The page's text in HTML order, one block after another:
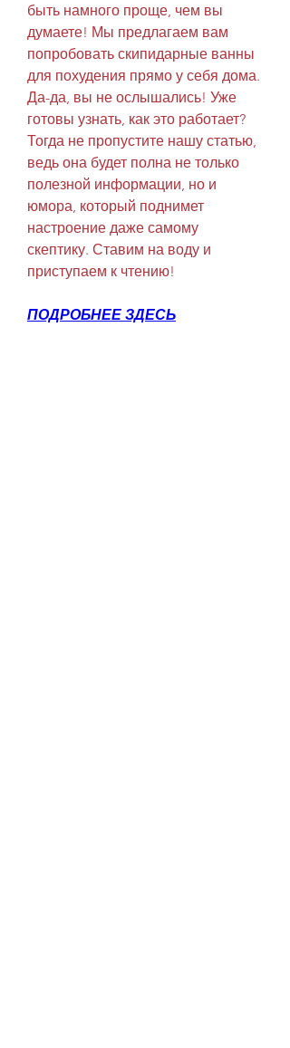
быть намного проще, чем вы
думаете! Мы предлагаем вам
попробовать скипидарные ванны
для похудения прямо у себя дома.
Да-да, вы не ослышались! Уже
готовы узнать, как это работает?
Тогда не пропустите нашу статью,
ведь она будет полна не только
полезной информации, но и
юмора, который поднимет
настроение даже самому
скептику. Ставим на воду и
приступаем к чтению!
ПОДРОБНЕЕ ЗДЕСЬ